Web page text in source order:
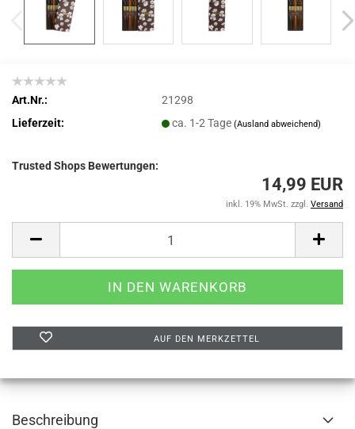
Art.Nr.:
21298
Lieferzeit:
ca. 1-2 Tage(Ausland abweichend)
Trusted Shops Bewertungen:
14,99 EUR
inkl. 19% MwSt. zzgl. Versand
AUF DEN MERKZETTEL
Beschreibung